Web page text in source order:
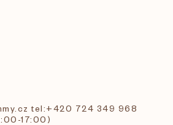
tel:+420 724 349 968
17:00)